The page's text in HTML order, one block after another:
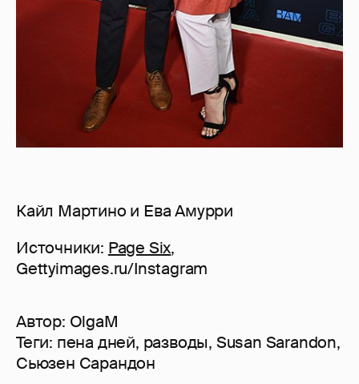
Кайл Мартино и Ева Амурри
Источники: Page Six,
Gettyimages.ru/Instagram
Автор: OlgaM
Теги: пена дней, разводы, Susan Sarandon,
Сьюзен Сарандон